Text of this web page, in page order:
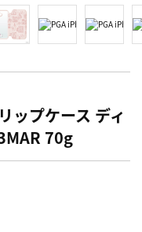
ップケース ディ
70g